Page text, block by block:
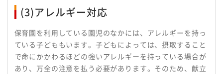
(3)アレルギー対応
保育園を利用している園児のなかには、アレルギーを持っ
ている子どももいます。子どもによっては、摂取すること
で命にかかわるほどの強いアレルギーを持っている場合が
あり、万全の注意を払う必要があります。そのため、献立